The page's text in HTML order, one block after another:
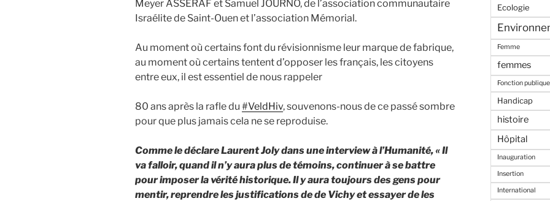
Meyer ASSERAF et Samuel JOURNO, de l’association communautaire
Israélite de Saint-Ouen et l’association Mémorial.
Au moment où certains font du révisionnisme leur marque de fabrique,
au moment où certains tentent d’opposer les français, les citoyens
entre eux, il est essentiel de nous rappeler
80 ans après la rafle du #VeldHiv, souvenons-nous de ce passé sombre
pour que plus jamais cela ne se reproduise.
Comme le déclare Laurent Joly dans une interview à l’Humanité, « Il
va falloir, quand il n’y aura plus de témoins, continuer à se battre
pour imposer la vérité historique. Il y aura toujours des gens pour
mentir, reprendre les justifications de de Vichy et essayer de les
Ecologie
Femme
femmes
Fonction publique
Handicap
histoire
Hôpital
Inauguration
Insertion
International